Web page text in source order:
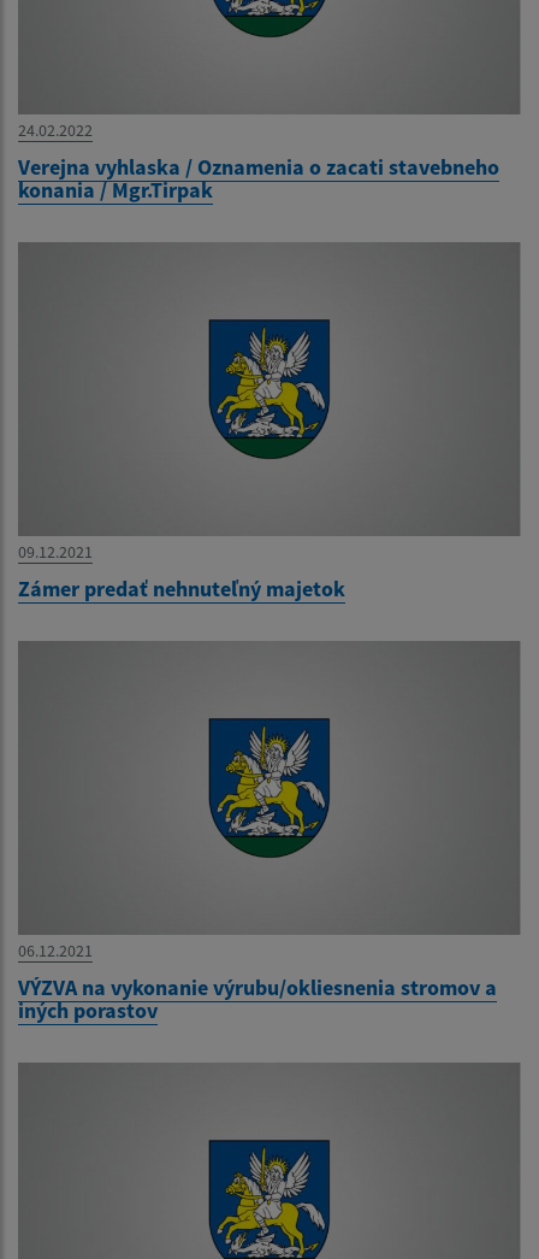
24.02.2022
Verejna vyhlaska / Oznamenia o zacati stavebneho
konania / Mgr.Tirpak
09.12.2021
Zámer predať nehnuteľný majetok
06.12.2021
VÝZVA na vykonanie výrubu/okliesnenia stromov a
iných porastov